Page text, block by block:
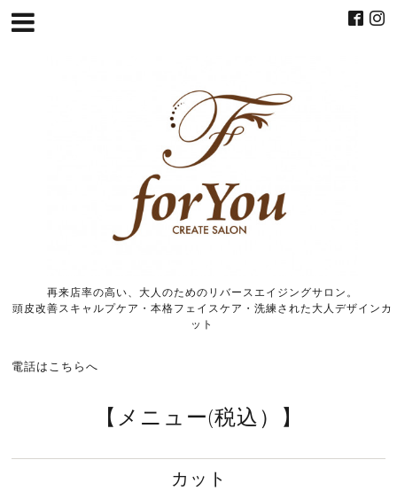
再来店率の高い、大人のためのリバースエイジングサロン。
頭皮改善スキャルプケア・本格フェイスケア・洗練された大人デザインカ
ット
電話はこちらへ
【メニュー(税込）】
カット